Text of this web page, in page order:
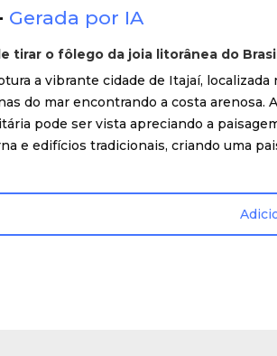
Gerada por IA
tirar o fôlego da joia litorânea do
a vibrante cidade de Itajaí,
do mar encontrando a costa
pode ser vista apreciando a
e edifícios tradicionais, criando uma